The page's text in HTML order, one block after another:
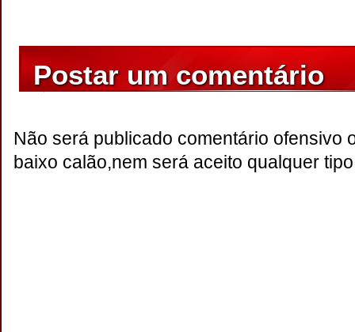
Postar um comentário
Não será publicado comentário ofensivo
baixo calão,nem será aceito qualquer